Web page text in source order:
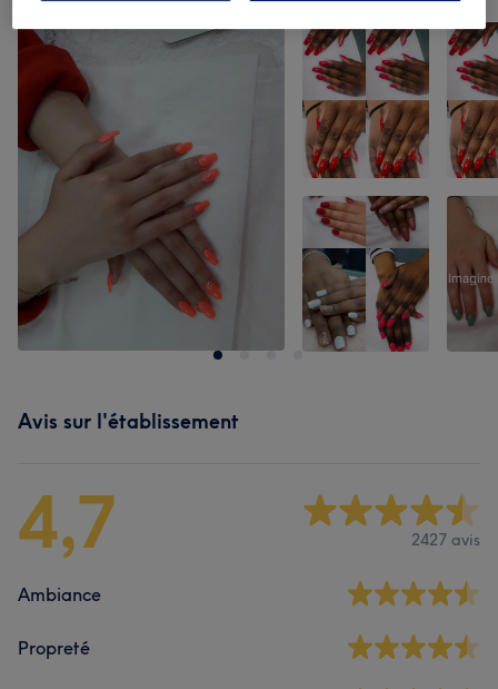
Avis sur l'établissement
4,7 2427 avis
Ambiance
Propreté